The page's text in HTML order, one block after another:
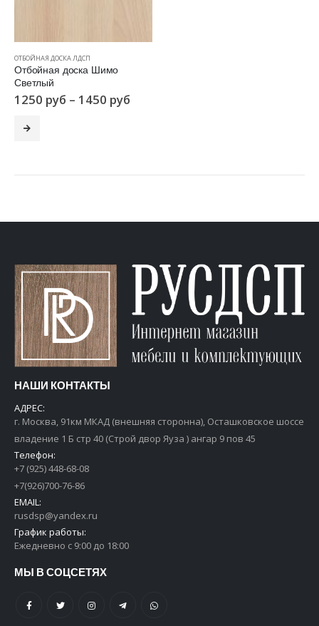
ОТБОЙНАЯ ДОСКА ЛДСП
Отбойная доска Шимо
Светлый
1250 руб – 1450 руб
0out of 5
500 руб
НАШИ КОНТАКТЫ
АДРЕС:
г. Москва, 91км МКАД (внешняя сторонна), Осташковское шоссе
владение 1 Б стр 40 (Строй двор Яуза ) ангар 9 пов 45
Телефон:
+7 (925) 448-68-08
+7(926)700-76-86
EMAIL:
rusdsp@yandex.ru
График работы:
Ежедневно с 9:00 до 18:00
МЫ В СОЦСЕТЯХ